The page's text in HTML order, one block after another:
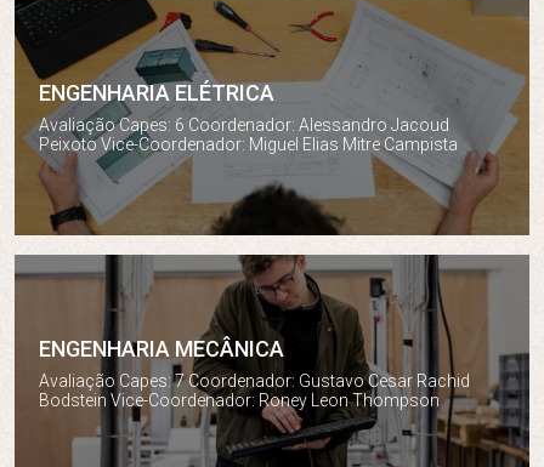
ENGENHARIA ELÉTRICA
Avaliação Capes: 6 Coordenador: Alessandro Jacoud
Peixoto Vice-Coordenador: Miguel Elias Mitre Campista
Engenharia Elétrica
ENGENHARIA MECÂNICA
Avaliação Capes: 7 Coordenador: Gustavo Cesar Rachid
Bodstein Vice-Coordenador: Roney Leon Thompson
Engenharia Mecânica